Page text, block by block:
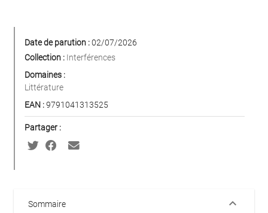
Date de parution :02/07/2026
Collection : Interférences
Domaines :
Littérature
EAN :9791041313525
Partager :
Sommaire keyboard_arrow_down